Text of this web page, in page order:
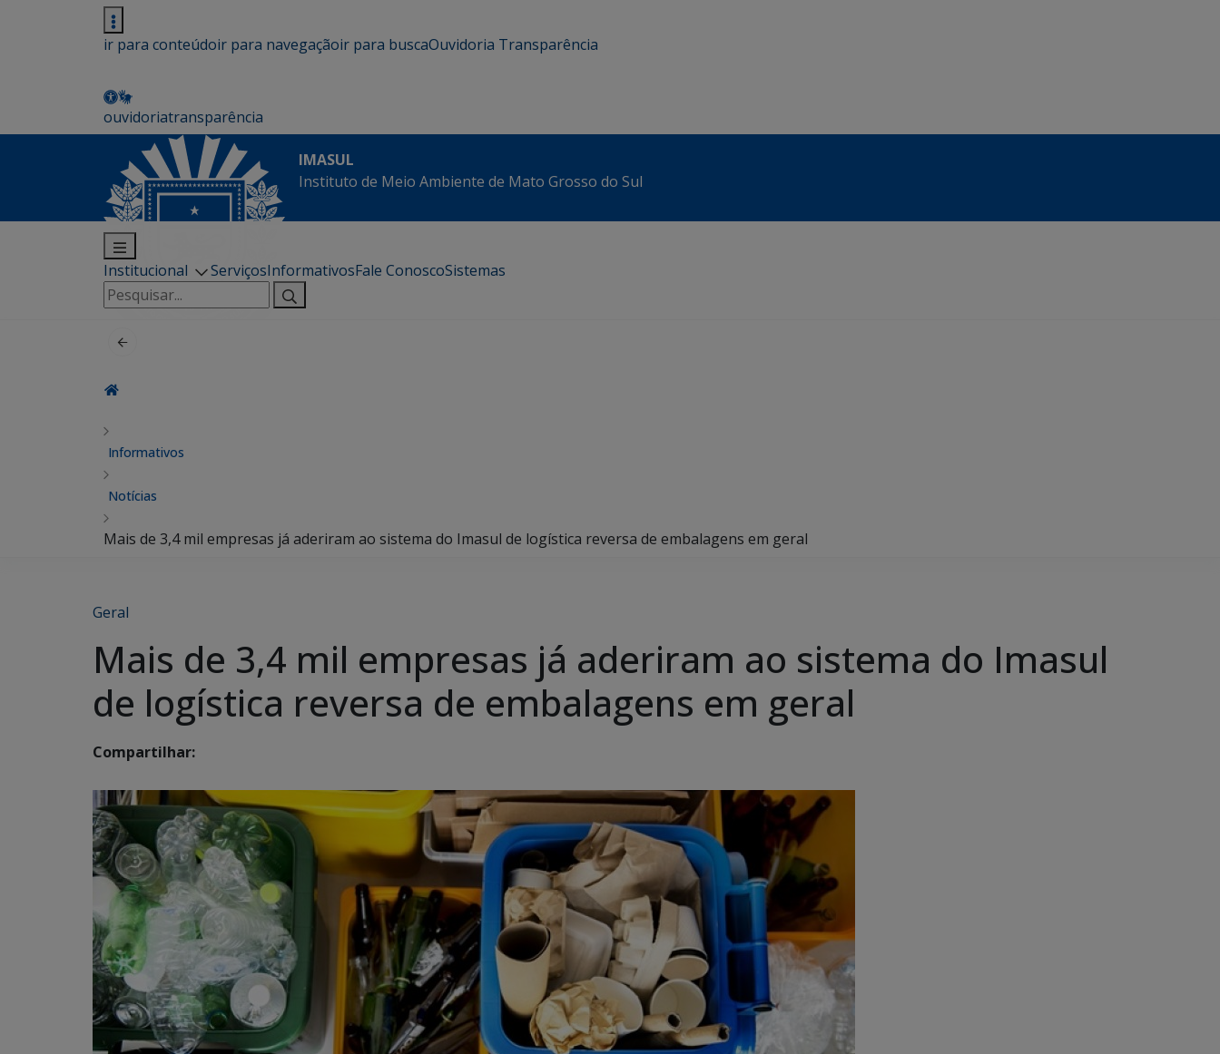
ir para conteúdoir para navegaçãoir para buscaOuvidoria Transparência
ouvidoriatransparência
IMASUL
Instituto de Meio Ambiente de Mato Grosso do Sul
Institucional ServiçosInformativosFale ConoscoSistemas
Pesquisar
por:
Informativos
Notícias
Mais de 3,4 mil empresas já aderiram ao sistema do Imasul de logística reversa de embalagens em geral
Geral
Mais de 3,4 mil empresas já aderiram ao sistema do Imasul
de logística reversa de embalagens em geral
Compartilhar: